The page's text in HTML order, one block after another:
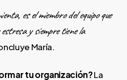
es el miembro del equipo que
y siempre tiene la
María.
tu organización?La